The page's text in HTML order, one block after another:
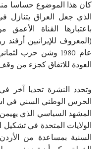
الذي جعل العراق يتنازل
باعتبارها القناة
(المعروف للإيرانيين
عام 1980 وشن حرب
العودة للاتفاق كجزء من وقف
وتحدد النشرة تحديا آخر
الحرس الوطني السني في
المشهد السياسي الذي
الولايات المتحدة في تشكيل
السنية بمساعدة من